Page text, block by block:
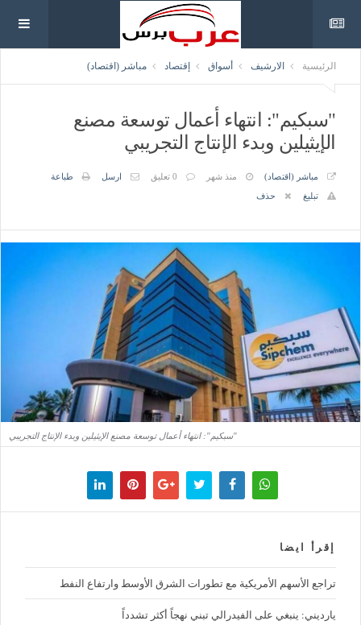
الرئيسية الارشيف أسواق إقتصاد مباشر (اقتصاد)
"سبكيم": انتهاء أعمال توسعة مصنع
الإيثيلين وبدء الإنتاج التجريبي
مباشر (اقتصاد) منذ شهر 0 تعليق ارسل
طباعة
تبليغ
حذف
"سبكيم": انتهاء أعمال توسعة مصنع الإيثيلين وبدء الإنتاج التجريبي
إقرأ ايضا
تراجع الأسهم الأمريكية مع تطورات الشرق الأوسط وارتفاع النفط
يارديني: ينبغي على الفيدرالي تبني نهجاً أكثر تشدداً